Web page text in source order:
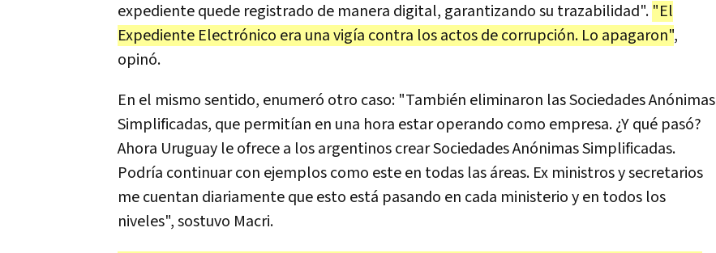
expediente quede registrado de manera digital, garantizando su trazabilidad". "El
Expediente Electrónico era una vigía contra los actos de corrupción. Lo apagaron",
opinó.
En el mismo sentido, enumeró otro caso: "También eliminaron las Sociedades Anónimas
Simplificadas, que permitían en una hora estar operando como empresa. ¿Y qué pasó?
Ahora Uruguay le ofrece a los argentinos crear Sociedades Anónimas Simplificadas.
Podría continuar con ejemplos como este en todas las áreas. Ex ministros y secretarios
me cuentan diariamente que esto está pasando en cada ministerio y en todos los
niveles", sostuvo Macri.